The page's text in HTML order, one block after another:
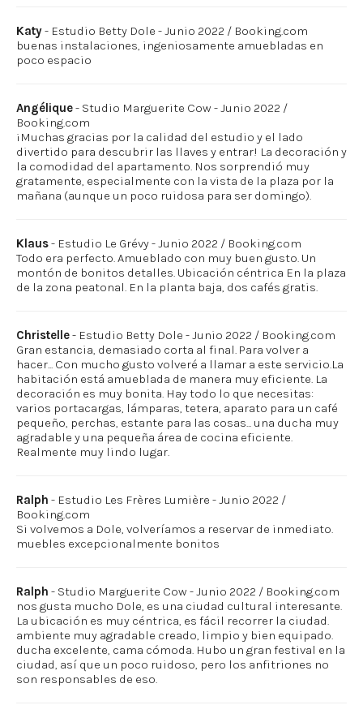
Katy- Estudio Betty Dole - Junio 2022 / Booking.com
buenas instalaciones, ingeniosamente amuebladas en
poco espacio
Angélique- Studio Marguerite Cow - Junio 2022 /
Booking.com
¡Muchas gracias por la calidad del estudio y el lado
divertido para descubrir las llaves y entrar! La decoración y
la comodidad del apartamento. Nos sorprendió muy
gratamente, especialmente con la vista de la plaza por la
mañana (aunque un poco ruidosa para ser domingo).
Klaus- Estudio Le Grévy - Junio 2022 / Booking.com
Todo era perfecto. Amueblado con muy buen gusto. Un
montón de bonitos detalles. Ubicación céntrica En la plaza
de la zona peatonal. En la planta baja, dos cafés gratis.
Christelle- Estudio Betty Dole - Junio 2022 / Booking.com
Gran estancia, demasiado corta al final. Para volver a
hacer... Con mucho gusto volveré a llamar a este servicio.La
habitación está amueblada de manera muy eficiente. La
decoración es muy bonita. Hay todo lo que necesitas:
varios portacargas, lámparas, tetera, aparato para un café
pequeño, perchas, estante para las cosas... una ducha muy
agradable y una pequeña área de cocina eficiente.
Realmente muy lindo lugar.
Ralph - Estudio Les Frères Lumière - Junio 2022 /
Booking.com
Si volvemos a Dole, volveríamos a reservar de inmediato.
muebles excepcionalmente bonitos
Ralph - Studio Marguerite Cow - Junio 2022 / Booking.com
nos gusta mucho Dole, es una ciudad cultural interesante.
La ubicación es muy céntrica, es fácil recorrer la ciudad.
ambiente muy agradable creado, limpio y bien equipado.
ducha excelente, cama cómoda. Hubo un gran festival en la
ciudad, así que un poco ruidoso, pero los anfitriones no
son responsables de eso.